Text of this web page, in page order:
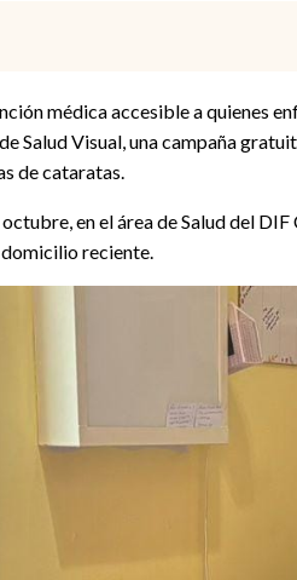
médica accesible a quienes
Salud Visual, una campaña
de cataratas.
en el área de Salud del
reciente.